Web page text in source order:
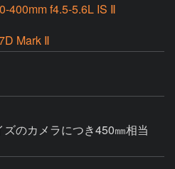
400mm f4.5-5.6L IS Ⅱ
Mark Ⅱ
のカメラにつき450㎜相当